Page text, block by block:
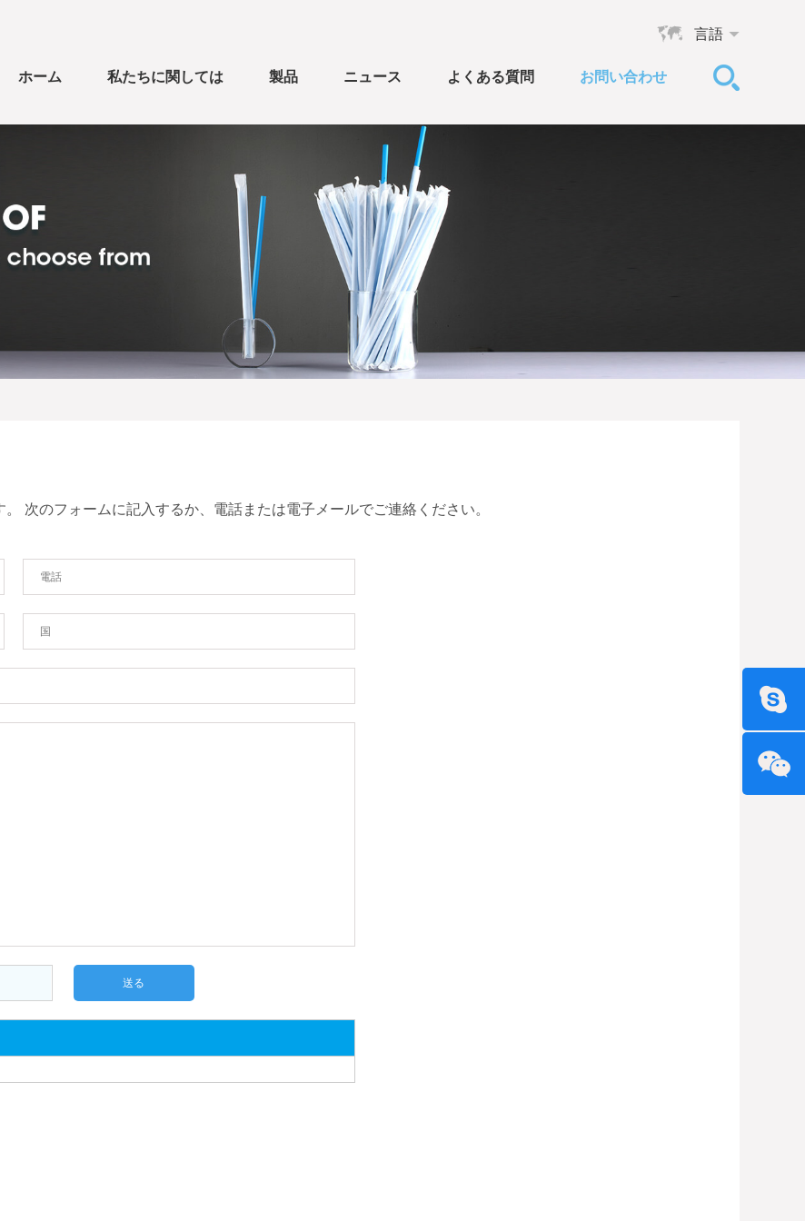
言語
ホーム 私たちに関しては 製品 ニュース よくある質問 お問い合わせ
次のフォームに記入するか、電話または電子メールでご連絡ください。